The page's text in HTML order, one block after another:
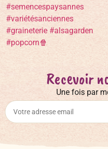
Recevoir
Une fois par